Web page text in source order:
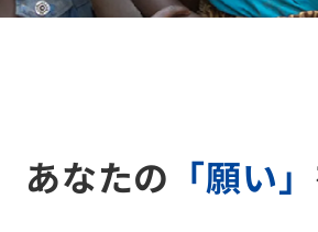
あなたの 「願い」